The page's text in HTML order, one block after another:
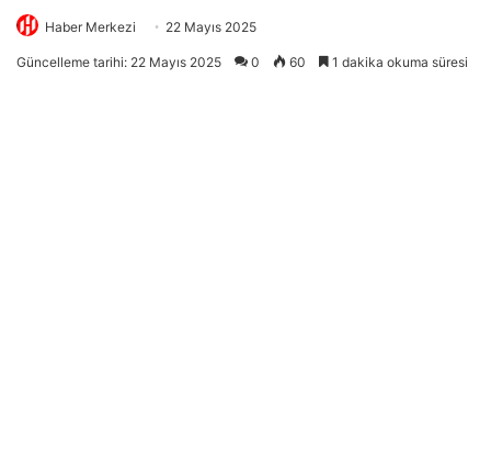
Haber Merkezi 22 Mayıs 2025
Güncelleme tarihi: 22 Mayıs 2025 0 60 1 dakika okuma süresi